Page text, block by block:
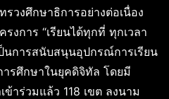
วงศึกษาธิการอย่างต่อเนื่อง
การ “เรียนได้ทุกที่ ทุกเวลา
นการสนับสนุนอุปกรณ์การเรียน
ารศึกษาในยุคดิจิทัล โดยมี
าร่วมแล้ว 118 เขต ลงนาม